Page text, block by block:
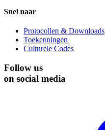
Snel naar
Protocollen & Downloads
Toekenningen
Culturele Codes
Follow us
on social media